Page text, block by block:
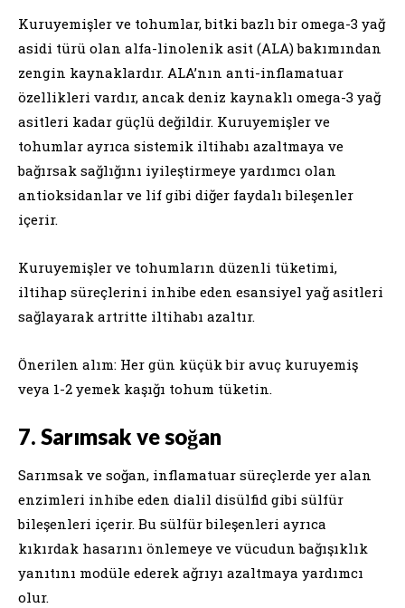
Kuruyemişler ve tohumlar, bitki bazlı bir omega-3 yağ
asidi türü olan alfa-linolenik asit (ALA) bakımından
zengin kaynaklardır. ALA’nın anti-inflamatuar
özellikleri vardır, ancak deniz kaynaklı omega-3 yağ
asitleri kadar güçlü değildir. Kuruyemişler ve
tohumlar ayrıca sistemik iltihabı azaltmaya ve
bağırsak sağlığını iyileştirmeye yardımcı olan
antioksidanlar ve lif gibi diğer faydalı bileşenler
içerir.
Kuruyemişler ve tohumların düzenli tüketimi,
iltihap süreçlerini inhibe eden esansiyel yağ asitleri
sağlayarak artritte iltihabı azaltır.
Önerilen alım: Her gün küçük bir avuç kuruyemiş
veya 1-2 yemek kaşığı tohum tüketin.
7. Sarımsak ve soğan
Sarımsak ve soğan, inflamatuar süreçlerde yer alan
enzimleri inhibe eden dialil disülfid gibi sülfür
bileşenleri içerir. Bu sülfür bileşenleri ayrıca
kıkırdak hasarını önlemeye ve vücudun bağışıklık
yanıtını modüle ederek ağrıyı azaltmaya yardımcı
olur.